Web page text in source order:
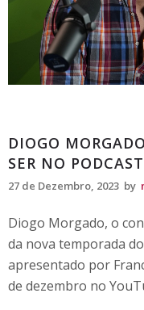
DIOGO
SER NO
27 de Dezembro, 2023 by
Diogo Morgado, o
da nova temporada
apresentado por
de dezembro no